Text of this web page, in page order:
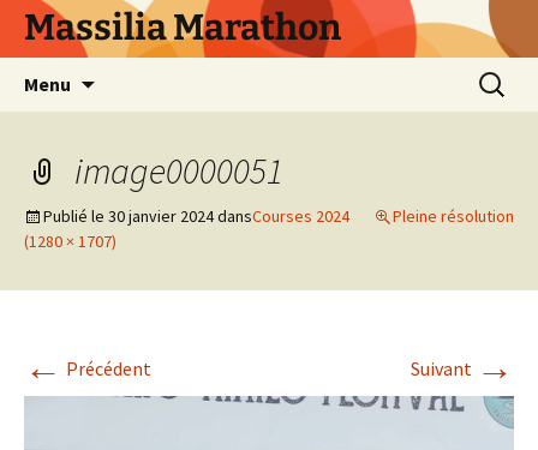
AllerMassilia Marathon
Menu
image0000051
Publié le 30 janvier 2024dansCourses 2024
Pleine résolution
(1280 × 1707)
← Précédent Suivant →